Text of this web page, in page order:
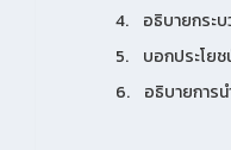
4. อธิบายกระบวน
5. บอกประโยชน์ขอ
6. อธิบายการนำเท